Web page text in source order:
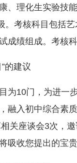
理化生实验技能
。考核科目包括
成绩组成。考核
的建议
10门，为进一步
融入初中综合素
关座谈会3次，
吸收您提出的宝